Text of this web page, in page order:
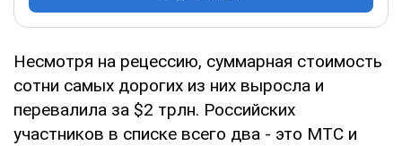
Несмотря на рецессию, суммарная стоимость
сотни самых дорогих из них выросла и
перевалила за $2 трлн. Российских
участников в списке всего два - это МТС и